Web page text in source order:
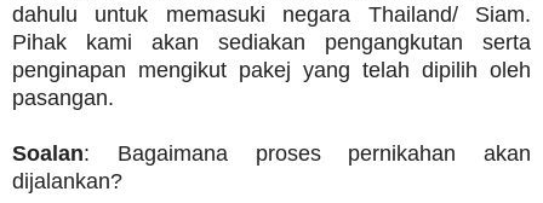
dahulu untuk memasuki negara Thailand/ Siam.
Pihak kami akan sediakan pengangkutan serta
penginapan mengikut pakej yang telah dipilih oleh
pasangan.
Soalan: Bagaimana proses pernikahan akan
dijalankan?